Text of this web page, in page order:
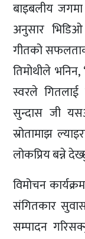
बाइबलीय
अनुसार
गीतको
तिमोथीले
स्वरले
सुन्दास जी
स्रोतामाझ
लोकप्रिय बन्ने
विमोचन
संगितकार
सम्पादन